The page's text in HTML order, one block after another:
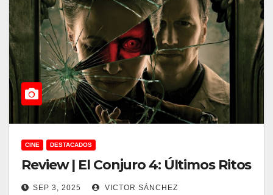
CINE DESTACADOS
Review | El Conjuro 4: Últimos Ritos
SEP 3, 2025 VICTOR SÁNCHEZ